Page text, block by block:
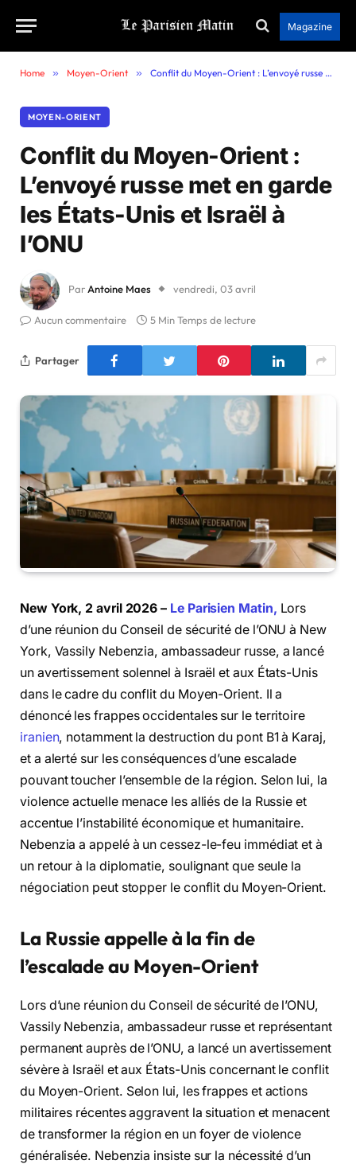
Magazine
Home » Moyen-Orient » Conflit du Moyen-Orient : L’envoyé russe met en garde les États-Unis et Israël à l’ONU
MOYEN-ORIENT
Conflit du Moyen-Orient :
L’envoyé russe met en garde
les États-Unis et Israël à
l’ONU
Par Antoine Maes vendredi, 03 avril
Aucun commentaire 5 Min Temps de lecture
Partager
New York, 2 avril 2026 – Le Parisien Matin, Lors
d’une réunion du Conseil de sécurité de l’ONU à New
York, Vassily Nebenzia, ambassadeur russe, a lancé
un avertissement solennel à Israël et aux États-Unis
dans le cadre du conflit du Moyen-Orient. Il a
dénoncé les frappes occidentales sur le territoire
iranien, notamment la destruction du pont B1 à Karaj,
et a alerté sur les conséquences d’une escalade
pouvant toucher l’ensemble de la région. Selon lui, la
violence actuelle menace les alliés de la Russie et
accentue l’instabilité économique et humanitaire.
Nebenzia a appelé à un cessez-le-feu immédiat et à
un retour à la diplomatie, soulignant que seule la
négociation peut stopper le conflit du Moyen-Orient.
La Russie appelle à la fin de
l’escalade au Moyen-Orient
Lors d’une réunion du Conseil de sécurité de l’ONU,
Vassily Nebenzia, ambassadeur russe et représentant
permanent auprès de l’ONU, a lancé un avertissement
sévère à Israël et aux États-Unis concernant le conflit
du Moyen-Orient. Selon lui, les frappes et actions
militaires récentes aggravent la situation et menacent
de transformer la région en un foyer de violence
généralisée. Nebenzia insiste sur la nécessité d’un